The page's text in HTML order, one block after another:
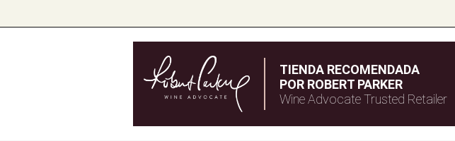
TIENDA RECOMENDADA
POR ROBERT PARKER
Wine Advocate Trusted Retailer